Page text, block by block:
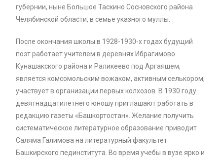
губернии, ныне Большое Таскино Сосновского района
Челябинской области, в семье указного муллы.
После окончания школы в 1928-1930-х годах будущий
поэт работает учителем в деревнях Ибрагимово
Кунашакского района и Раликеево под Аргаяшем,
является комсомольским вожаком, активным селькором,
участвует в организации первых колхозов. В 1930 году
девятнадцатилетнего юношу приглашают работать в
редакцию газеты «Башкортостан». Желание получить
систематическое литературное образование приводит
Саляма Галимова на литературный факультет
Башкирского пединститута. Во время учебы в вузе ярко и